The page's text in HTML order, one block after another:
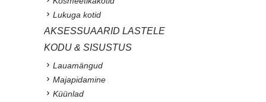
Lukuga kotid
AKSESSUAARID LASTELE
KODU & SISUSTUS
Lauamängud
Majapidamine
Küünlad